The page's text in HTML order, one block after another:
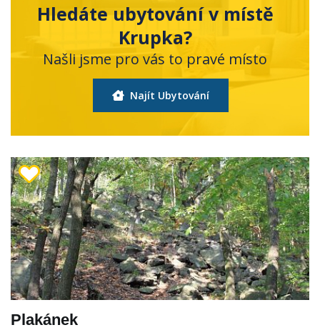
Hledáte ubytování v místě
Krupka?
Našli jsme pro vás to pravé místo
Najít Ubytování
Plakánek